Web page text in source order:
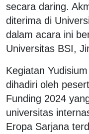
secara daring.
diterima di
dalam acara ini
Universitas BSI,
Kegiatan
dihadiri oleh
Funding 2024
universitas
Eropa Sarjana